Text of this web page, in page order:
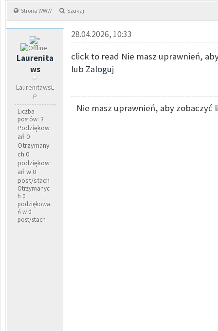
Strona WWW Szukaj
Laurenita
ws
LaurenitawsL
P
Liczba
postów: 3
Podziękow
ań 0
Otrzymany
ch 0
podziękow
ań w 0
post/stach
Otrzymanyc
h 0
podziękowa
ń w 0
post/stach
28.04.2026, 10:33
click to read Nie masz uprawnień,
lub Zaloguj
Nie masz uprawnień, aby zobaczyć